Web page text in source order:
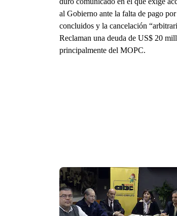
al Gobierno ante la falta de pago
concluidos y la cancelación
Reclaman una deuda de US$ 20
principalmente del MOPC.